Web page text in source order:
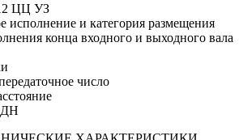
ЦЦ УЗ
исполнение и категория размещения
конца входного и выходного вала
число